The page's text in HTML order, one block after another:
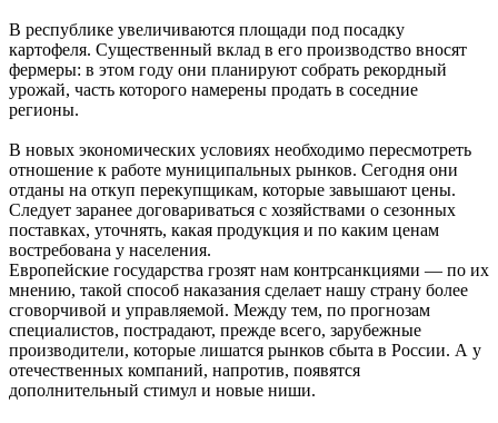
В республике увеличиваются площади под посадку
картофеля. Существенный вклад в его производство вносят
фермеры: в этом году они планируют собрать рекордный
урожай, часть которого намерены продать в соседние
регионы.
В новых экономических условиях необходимо пересмотреть
отношение к работе муниципальных рынков. Сегодня они
отданы на откуп перекупщикам, которые завышают цены.
Следует заранее договариваться с хозяйствами о сезонных
поставках, уточнять, какая продукция и по каким ценам
востребована у населения.
Европейские государства грозят нам контрсанкциями — по их
мнению, такой способ наказания сделает нашу страну более
сговорчивой и управляемой. Между тем, по прогнозам
специалистов, пострадают, прежде всего, зарубежные
производители, которые лишатся рынков сбыта в России. А у
отечественных компаний, напротив, появятся
дополнительный стимул и новые ниши.